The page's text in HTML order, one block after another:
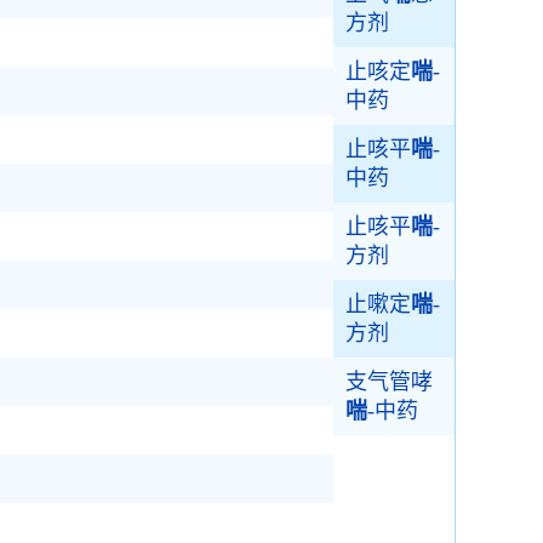
方剂
止咳定喘-
中药
止咳平喘-
中药
止咳平喘-
方剂
止嗽定喘-
方剂
支气管哮
喘-中药